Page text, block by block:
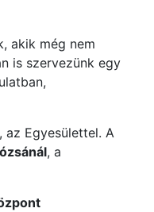
akik még nem
is szervezünk egy
az Egyesülettel. A
, a